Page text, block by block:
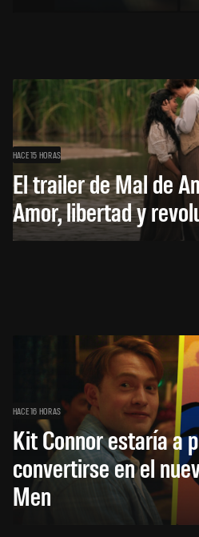
HACE 15 HORAS
El trailer de Mal de
Amor, libertad y
HACE 16 HORAS
Kit Connor estaría a
convertirse en el
Men